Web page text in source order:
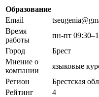
Образование
Email
Время
работы
пн-пт
Город
Брест
Мнение о
компании
языковые
Регион
Брестская
Рейтинг
4